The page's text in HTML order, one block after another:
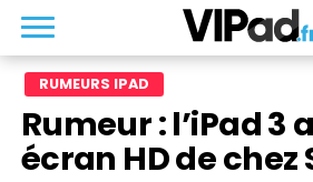
RUMEURS IPAD
Rumeur : l’iPad 3
écran HD de chez